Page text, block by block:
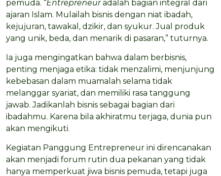
pemuda. “Entrepreneuradalah bagian integral dari
ajaran Islam. Mulailah bisnis dengan niat ibadah,
kejujuran, tawakal, dzikir, dan syukur. Jual produk
yang unik, beda, dan menarik di pasaran,” tuturnya.
Ia juga mengingatkan bahwa dalam berbisnis,
penting menjaga etika: tidak menzalimi, menjunjung
kebebasan dalam muamalah selama tidak
melanggar syariat, dan memiliki rasa tanggung
jawab. Jadikanlah bisnis sebagai bagian dari
ibadahmu. Karena bila akhiratmu terjaga, dunia pun
akan mengikuti.
Kegiatan Panggung Entrepreneur ini direncanakan
akan menjadi forum rutin dua pekanan yang tidak
hanya memperkuat jiwa bisnis pemuda, tetapi juga